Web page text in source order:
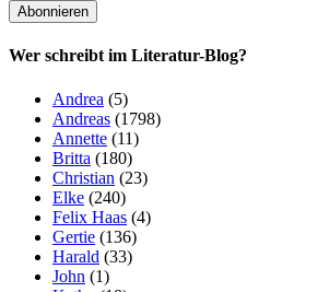
Wer schreibt im Literatur-Blog?
Andrea (5)
Andreas (1798)
Annette (11)
Britta (180)
Christian (23)
Elke (240)
Felix Haas (4)
Gertie (136)
Harald (33)
John (1)